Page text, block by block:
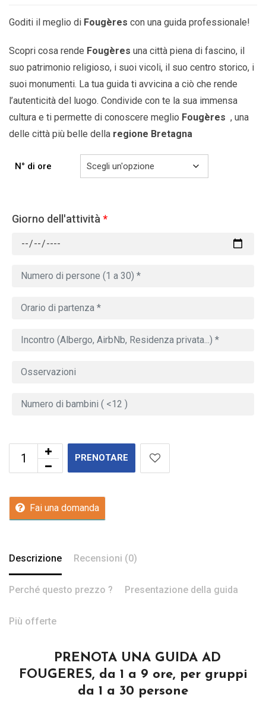
a
Goditi il ​​meglio di Fougères con una guida professionale!
Scopri cosa rende Fougères una città piena di fascino, il
suo patrimonio religioso, i suoi vicoli, il suo centro storico, i
suoi monumenti. La tua guida ti avvicina a ciò che rende
l’autenticità del luogo. Condivide con te la sua immensa
cultura e ti permette di conoscere meglio Fougères , una
delle città più belle della regione Bretagna
N° di ore
Giorno dell'attività *
PRENOTARE
Fai una domanda
Descrizione Recensioni (0)
Perché questo prezzo ? Presentazione della guida
Più offerte
PRENOTA UNA GUIDA AD
FOUGERES, da 1 a 9 ore, per gruppi
da 1 a 30 persone